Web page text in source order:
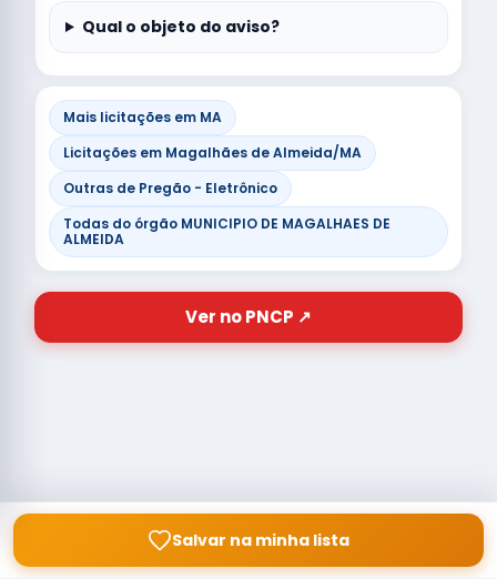
Qual o objeto do aviso?
Mais licitações em MA
Licitações em Magalhães de Almeida/MA
Outras de Pregão - Eletrônico
Todas do órgão MUNICIPIO DE MAGALHAES DE
ALMEIDA
Ver no PNCP ↗
Salvar na minha lista